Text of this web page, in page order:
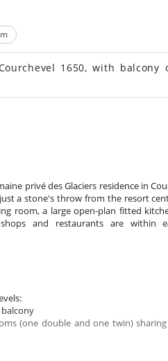
1650, with balcony
privé des Glaciers residence in
a stone's throw from the resort
room, a large open-plan fitted
and restaurants are within
(one double and one twin)